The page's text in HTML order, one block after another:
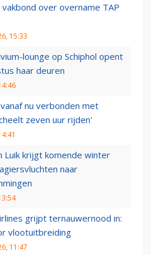
over overname TAP
15:33
lounge op Schiphol opent
haar deuren
nu verbonden met
zeven uur rijden'
Luik krijgt komende winter
naar
grijpt ternauwernood in:
vlootuitbreiding
11:47